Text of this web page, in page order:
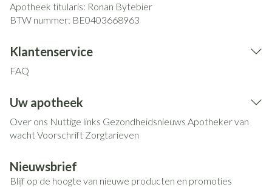
Apotheek titularis: Ronan Bytebier
BTW nummer: BE0403668963
Klantenservice
FAQ
Uw apotheek
Over ons Nuttige links Gezondheidsnieuws Apotheker van
wachtVoorschrift Zorgtarieven
Nieuwsbrief
Blijf op de hoogte van nieuwe producten en promoties